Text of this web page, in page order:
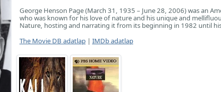
George Henson Page (March 31, 1935 – June 28, 2006) was an
who was known for his love of nature and his unique and
Nature, hosting and narrating it from its beginning in 1982 until
The Movie DB adatlap| IMDb adatlap